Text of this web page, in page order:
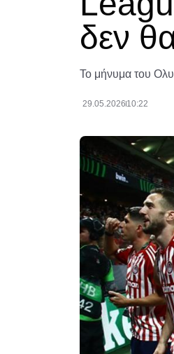
δεν
Το μήνυμα του
29.05.2026 10:22